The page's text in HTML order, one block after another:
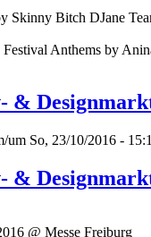
Skinny Bitch DJane
Anthems by
&
um So, 23/10/2016 -
&
@ Messe Freiburg